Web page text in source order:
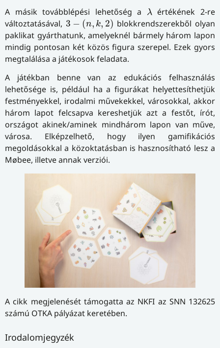
A másik továbblépési lehetőség a
λ
λértékének 2-re
változtatásával, 3 − (n, k, 2)
3−(n,k 2)
blokkrendszerekből olyan
paklikat gyárthatunk, amelyeknél bármely három lapon
mindig pontosan két közös figura szerepel. Ezek gyors
megtalálása a játékosok feladata.
A játékban benne van az edukációs felhasználás
lehetősége is, például ha a figurákat helyettesíthetjük
festményekkel, irodalmi művekekkel, városokkal, akkor
három lapot felcsapva kereshetjük azt a festőt, írót,
országot akinek/aminek mindhárom lapon van műve,
városa. Elképzelhető, hogy ilyen gamifikációs
megoldásokkal a közoktatásban is hasz­no­sít­ha­tó lesz a
Møbee, illetve annak verziói.
A cikk megjelenését támogatta az NKFI az SNN 132625
számú OTKA pályázat keretében.
Irodalomjegyzék